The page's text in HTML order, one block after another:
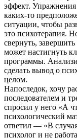
эффект.
каких-то
ситуации, чтобы
это психотерапия.
свернуть,
может настигнуть
программы.
сделать вывод о
целом.
Напоследок, хочу
последователем и
спросил у него «А
психологический
ответил — «В
психолог и не